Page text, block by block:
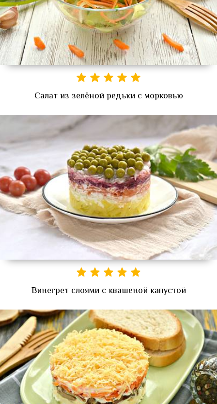
Салат из зелёной редьки с морковью
Винегрет слоями с квашеной капустой